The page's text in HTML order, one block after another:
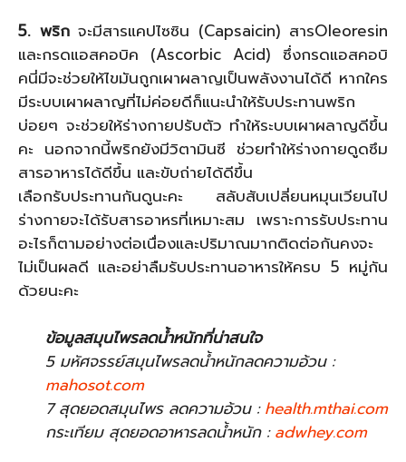
5. พริกจะมีสารแคปไซซิน (Capsaicin) สารOleoresin
และกรดแอสคอบิค (Ascorbic Acid) ซึ่งกรดแอสคอบิ
คนี่มีจะช่วยให้ไขมันถูกเผาผลาญเป็นพลังงานได้ดี หากใคร
มีระบบเผาผลาญที่ไม่ค่อยดีก็แนะนำให้รับประทานพริก
บ่อยๆ จะช่วยให้ร่างกายปรับตัว ทำให้ระบบเผาผลาญดีขึ้น
คะ นอกจากนี้พริกยังมีวิตามินซี ช่วยทำให้ร่างกายดูดซึม
สารอาหารได้ดีขึ้น และขับถ่ายได้ดีขึ้น
เลือกรับประทานกันดูนะคะ สลับสับเปลี่ยนหมุนเวียนไป
ร่างกายจะได้รับสารอาหรที่เหมาะสม เพราะการรับประทาน
อะไรก็ตามอย่างต่อเนื่องและปริมาณมากติดต่อกันคงจะ
ไม่เป็นผลดี และอย่าลืมรับประทานอาหารให้ครบ 5 หมู่กัน
ด้วยนะคะ
ข้อมูลสมุนไพรลดน้ำหนักที่น่าสนใจ
5 มหัศจรรย์สมุนไพรลดน้ำหนักลดความอ้วน :
mahosot.com
7 สุดยอดสมุนไพร ลดความอ้วน :health.mthai.com
กระเทียม สุดยอดอาหารลดน้ำหนัก :adwhey.com